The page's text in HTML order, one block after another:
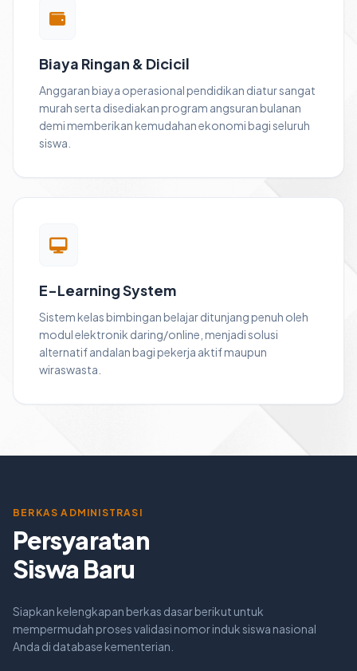
Biaya Ringan & Dicicil
Anggaran biaya operasional pendidikan diatur sangat
murah serta disediakan program angsuran bulanan
demi memberikan kemudahan ekonomi bagi seluruh
siswa.
E-Learning System
Sistem kelas bimbingan belajar ditunjang penuh oleh
modul elektronik daring/online, menjadi solusi
alternatif andalan bagi pekerja aktif maupun
wiraswasta.
BERKAS ADMINISTRASI
Persyaratan
Siswa Baru
Siapkan kelengkapan berkas dasar berikut untuk
mempermudah proses validasi nomor induk siswa nasional
Anda di database kementerian.